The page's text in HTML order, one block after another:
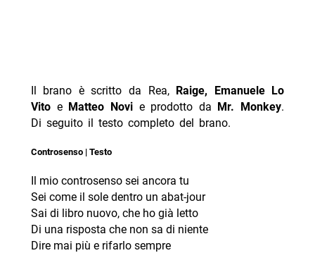
Il brano è scritto da Rea, Raige, Emanuele Lo
Vitoe Matteo Novie prodotto da Mr. Monkey.
Di seguito il testo completo del brano.
Controsenso | Testo
Il mio controsenso sei ancora tu
Sei come il sole dentro un abat-jour
Sai di libro nuovo, che ho già letto
Di una risposta che non sa di niente
Dire mai più e rifarlo sempre